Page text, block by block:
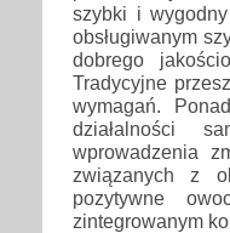
szybki i
obsługiwanym
dobrego
Tradycyjne
wymagań.
działalności
wprowadzenia
związanych z
pozytywne
zintegrowanym